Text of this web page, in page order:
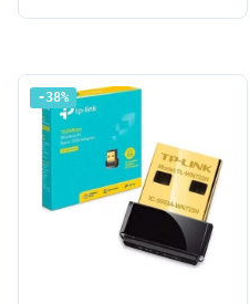
38%